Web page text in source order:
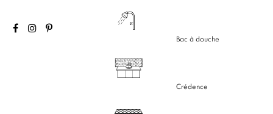
Bac à douche
Crédence